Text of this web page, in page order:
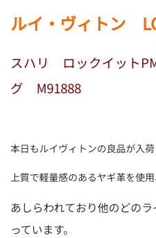
ルイ・ヴィトン
スハリ ロックイット
グ M91888
本日もルイヴィトンの良品が入
上質で軽量感のあるヤギ革を使
あしらわれており他のどの
っています。